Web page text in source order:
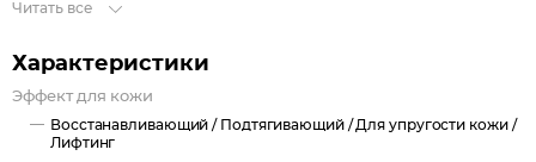
сопротивления гравитации) на +43,6%,
увеличивает плотность кожи до +34%.
Ovaliss стирает двойной подбородок и заметно меняет
Читать все
Характеристики
Эффект для кожи
Восстанавливающий / Подтягивающий /Для упругости кожи /
Лифтинг